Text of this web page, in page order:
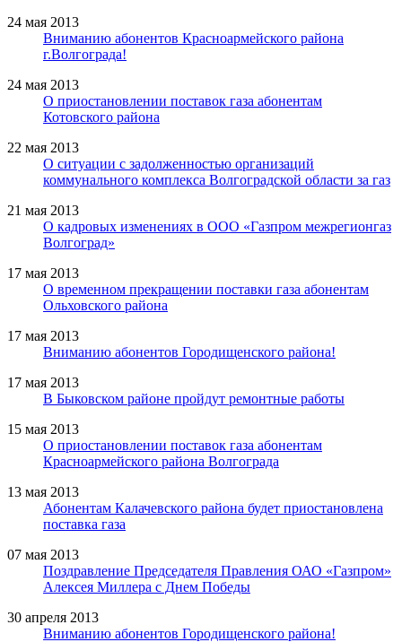
24 мая 2013
Вниманию абонентов Красноармейского района
г.Волгограда!
24 мая 2013
О приостановлении поставок газа абонентам
Котовского района
22 мая 2013
О ситуации с задолженностью организаций
коммунального комплекса Волгоградской области за газ
21 мая 2013
О кадровых изменениях в ООО «Газпром межрегионгаз
Волгоград»
17 мая 2013
О временном прекращении поставки газа абонентам
Ольховского района
17 мая 2013
Вниманию абонентов Городищенского района!
17 мая 2013
В Быковском районе пройдут ремонтные работы
15 мая 2013
О приостановлении поставок газа абонентам
Красноармейского района Волгограда
13 мая 2013
Абонентам Калачевского района будет приостановлена
поставка газа
07 мая 2013
Поздравление Председателя Правления ОАО «Газпром»
Алексея Миллера c Днем Победы
30 апреля 2013
Вниманию абонентов Городищенского района!